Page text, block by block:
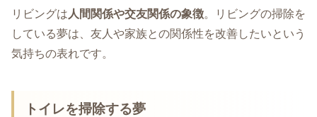
リビングは 人間関係や交友関係の象徴。リビングの掃除を
している夢は、友人や家族との関係性を改善したいという
気持ちの表れです。
トイレを掃除する夢